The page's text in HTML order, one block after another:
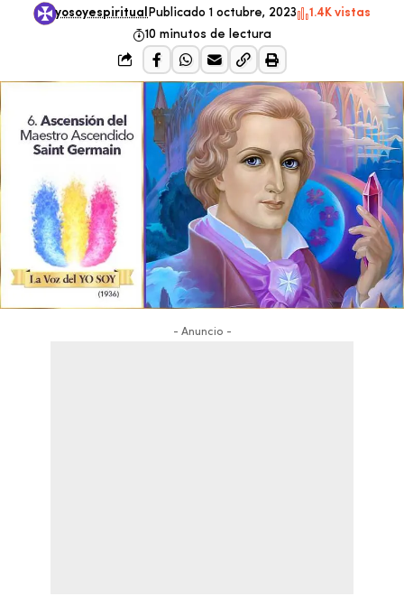
yosoyespiritual Publicado 1 octubre, 2023
1.4K vistas
10 minutos de lectura
- Anuncio -